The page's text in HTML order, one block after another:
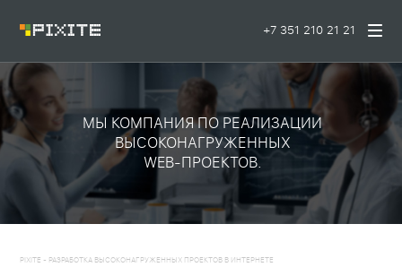
+7 351 210 21 21
МЫ КОМПАНИЯ ПО РЕАЛИЗАЦИИ
ВЫСОКОНАГРУЖЕННЫХ
WEB-ПРОЕКТОВ.
PIXITE - РАЗРАБОТКА ВЫСОКОНАГРУЖЕННЫХ ПРОЕКТОВ В ИНТЕРНЕТЕ